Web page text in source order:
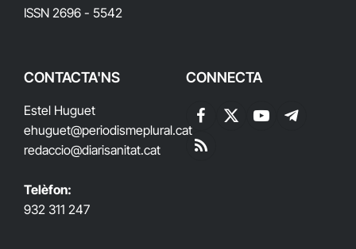
ISSN 2696 - 5542
CONTACTA'NS
Estel Huguet
ehuguet@periodismeplural.cat
redaccio@diarisanitat.cat
Telèfon:
932 311 247
CONNECTA
Facebook
X
YouTubeTelegram
RSS